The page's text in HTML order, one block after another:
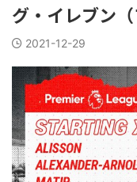
グ・イレブン
2021-12-29